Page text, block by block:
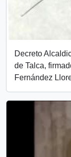
Decreto
de Talca,
Fernández